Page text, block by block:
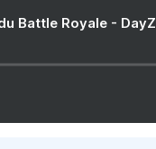
Battle Royale - DayZ